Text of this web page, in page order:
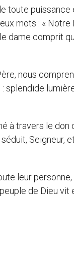
toute puissance
mots : « Notre
dame comprit
nous
splendide
à travers le don
Seigneur,
leur personne,
de Dieu vit